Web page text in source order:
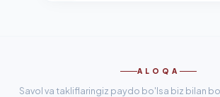
ALOQA
Savol va takliflaringiz paydo bo'lsa biz bilan